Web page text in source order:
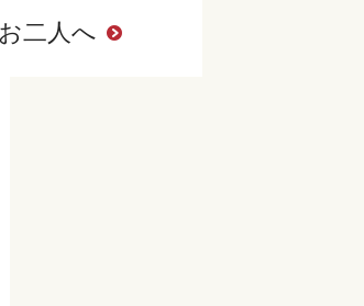
二人へ